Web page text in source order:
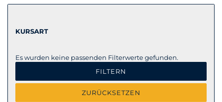
KURSART
KURSART
Es wurden keine passenden Filterwerte gefunden.
FILTERN
ZURÜCKSETZEN